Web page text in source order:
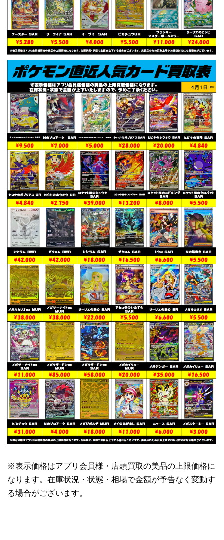
※表示価格はアプリ会員様・店頭買取の美品の上限価格に
なります。在庫状況・状態・相場で金額が予告なく変動す
る場合がございます。